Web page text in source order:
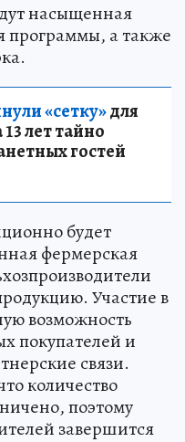
насыщенная
программы, а также
«сетку»для
лет тайно
гостей
будет
фермерская
Участие в
возможность
покупателей и
связи.
количество
поэтому
завершится